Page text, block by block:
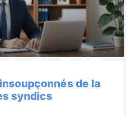
de la
syndics